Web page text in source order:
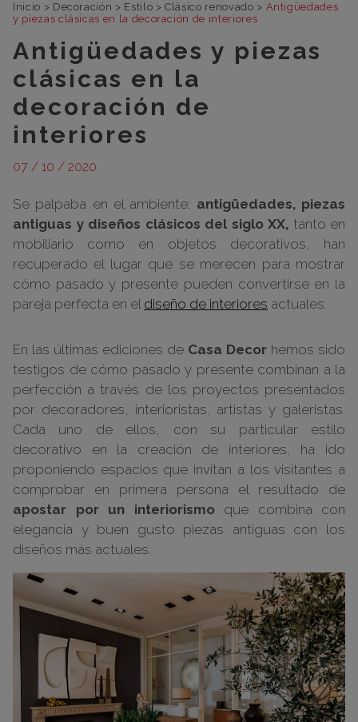
Inicio > Decoración > Estilo >Clásico renovado > Antigüedades
y piezas clásicas en la decoración de interiores
Antigüedades y piezas
clásicas en la
decoración de
interiores
07 / 10 / 2020
Se palpaba en el ambiente: antigüedades, piezas
antiguas y diseños clásicos del siglo XX, tanto en
mobiliario como en objetos decorativos, han
recuperado el lugar que se merecen para mostrar
cómo pasado y presente pueden convertirse en la
pareja perfecta en el diseño de interiores actuales.
En las últimas ediciones de Casa Decor hemos sido
testigos de cómo pasado y presente combinan a la
perfección a través de los proyectos presentados
por decoradores, interioristas, artistas y galeristas.
Cada uno de ellos, con su particular estilo
decorativo en la creación de interiores, ha ido
proponiendo espacios que invitan a los visitantes a
comprobar en primera persona el resultado de
apostar por un interiorismoque combina con
elegancia y buen gusto piezas antiguas con los
diseños más actuales.